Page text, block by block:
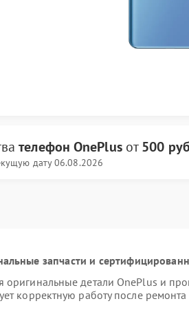
телефон OnePlusот500
дату 06.08.2026
запчасти и
оригинальные детали OnePlus и
корректную работу после